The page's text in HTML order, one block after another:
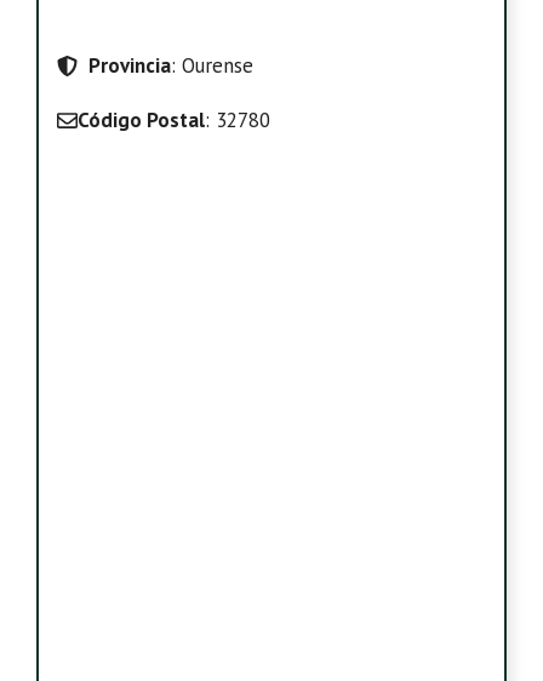
Provincia: Ourense
Código Postal: 32780